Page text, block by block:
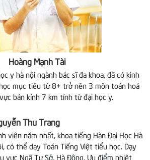
Hoàng Mạnh Tài
y hà nội ngành bác sĩ đa khoa, đã có kinh
mục tiêu từ 8+ trở nên 3 môn toán hoá
bán kính 7 km tính từ đại học y.
Thu Trang
viên năm nhất, khoa tiếng Hàn Đại Học Hà
có thể dạy Toán Tiếng Việt tiểu học. Dạy
vực Ngã Tư Sở, Hà Đông. Ưu điểm nhiệt